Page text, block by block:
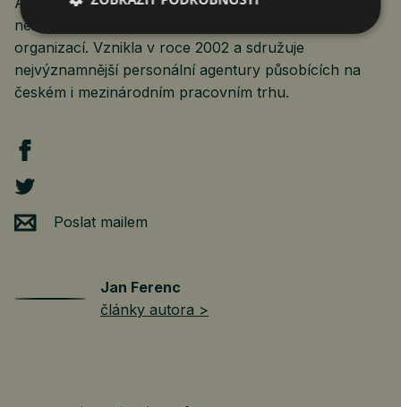
nezávislou a dobrovolnou zájmovou
organizací. Vznikla v roce 2002 a sdružuje
nejvýznamnější personální agentury působících na
českém i mezinárodním pracovním trhu.
Poslat mailem
Jan Ferenc
články autora >